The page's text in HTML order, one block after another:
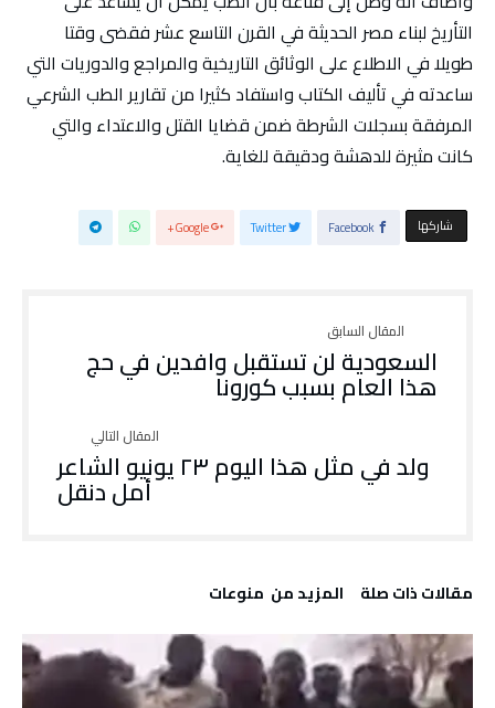
التأريخ لبناء مصر الحديثة في القرن التاسع عشر فقضى وقتا
طويلا في الاطلاع على الوثائق التاريخية والمراجع والدوريات التي
ساعدته في تأليف الكتاب واستفاد كثيرا من تقارير الطب الشرعي
المرفقة بسجلات الشرطة ضمن قضايا القتل والاعتداء والتي
كانت مثيرة للدهشة ودقيقة للغاية.
‫‫ شاركها‬ Facebook
Twitter
Google+
السعودية لن تستقبل وافدين في حج
هذا العام بسبب كورونا
ولد في مثل هذا اليوم ٢٣ يونيو الشاعر
أمل دنقل
‫مقالات ذات صلة‬ ‫المزيد من ‬ منوعات